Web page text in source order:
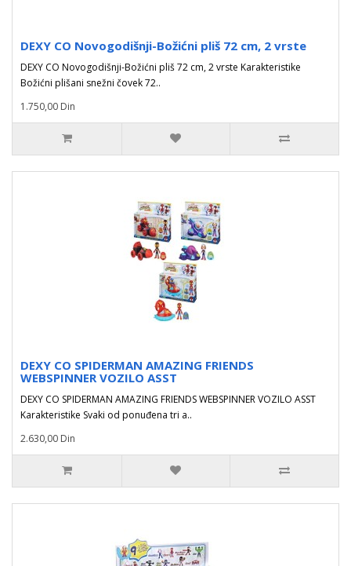
DEXY CO Novogodišnji-Božićni pliš 72 cm, 2 vrste
DEXY CO Novogodišnji-Božićni pliš 72 cm, 2 vrste Karakteristike
Božićni plišani snežni čovek 72..
1.750,00 Din
DEXY CO SPIDERMAN AMAZING FRIENDS
WEBSPINNER VOZILO ASST
DEXY CO SPIDERMAN AMAZING FRIENDS WEBSPINNER VOZILO ASST
Karakteristike Svaki od ponuđena tri a..
2.630,00 Din